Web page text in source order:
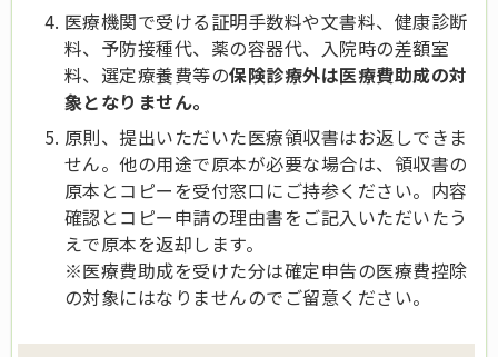
医療機関で受ける証明手数料や文書料、健康診断
料、予防接種代、薬の容器代、入院時の差額室
料、選定療養費等の保険診療外は医療費助成の対
象となりません。
原則、提出いただいた医療領収書はお返しできま
せん。他の用途で原本が必要な場合は、領収書の
原本とコピーを受付窓口にご持参ください。内容
確認とコピー申請の理由書をご記入いただいたう
えで原本を返却します。
※医療費助成を受けた分は確定申告の医療費控除
の対象にはなりませんのでご留意ください。